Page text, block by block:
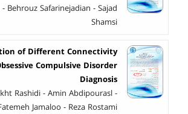
Behrouz Safarinejadian - Sajad
Shamsi
of Different Connectivity
Compulsive Disorder
Diagnosis
Rashidi - Amin Abdipourasl -
Jamaloo - Reza Rostami